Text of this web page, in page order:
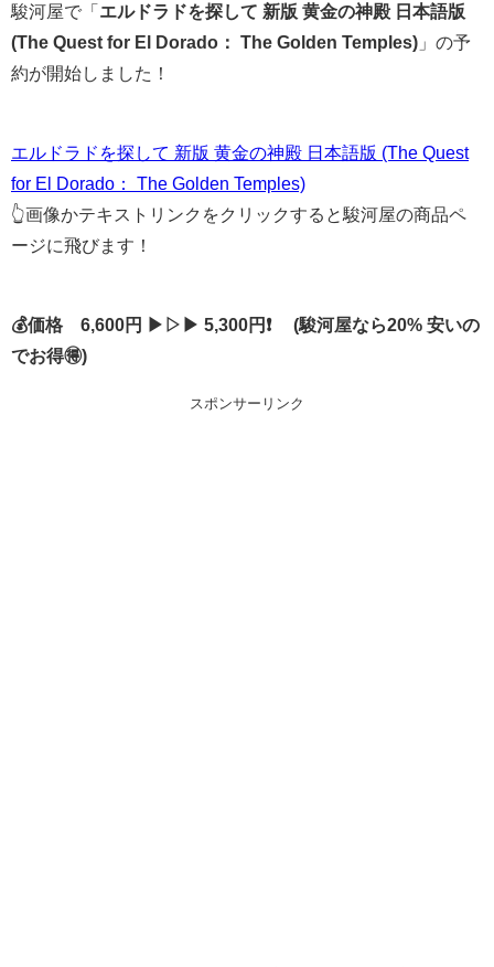
駿河屋で「 エルドラドを探して 新版 黄金の神殿 日本語版
(The Quest for El Dorado： The Golden Temples) 」の予
約が開始しました！
エルドラドを探して 新版 黄金の神殿 日本語版 (The Quest
for El Dorado： The Golden Temples)
👆画像かテキストリンクをクリックすると駿河屋の商品ペ
ージに飛びます！
💰価格 6,600円 ▶▷▶ 5,300円❗ (駿河屋なら20% 安いの
でお得🉐)
スポンサーリンク